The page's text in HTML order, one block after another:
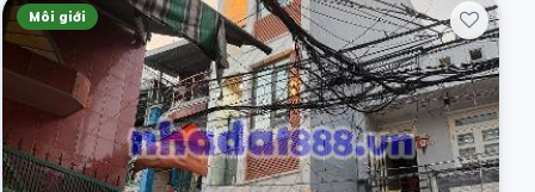
Môi giới